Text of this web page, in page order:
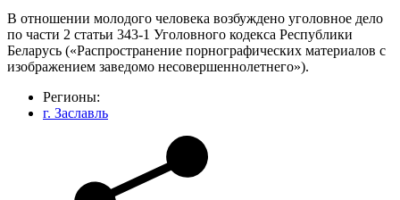
В отношении молодого человека возбуждено уголовное дело
по части 2 статьи 343-1 Уголовного кодекса Республики
Беларусь («Распространение порнографических материалов с
изображением заведомо несовершеннолетнего»).
Регионы:
г. Заславль